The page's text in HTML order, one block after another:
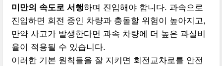
미만의 속도로 서행하며 진입해야 합니다. 과속으로
진입하면 회전 중인 차량과 충돌할 위험이 높아지고,
만약 사고가 발생한다면 과속 차량에 더 높은 과실비
율이 적용될 수 있습니다.
이러한 기본 원칙들을 잘 지키면 회전교차로를 안전